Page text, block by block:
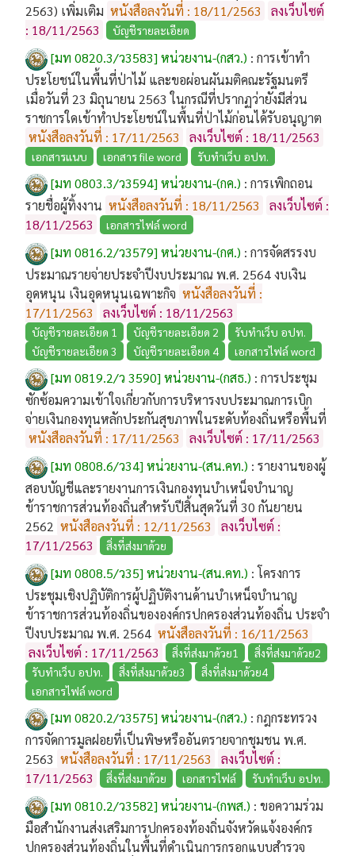
2563) เพิ่มเติม หนังสือลงวันที่ : 18/11/2563
ลงเว็บไซต์
: 18/11/2563
บัญชีรายละเอียด
[มท 0820.3/ว3583] หน่วยงาน-(กสว.) : การเข้าทำ
ประโยชน์ในพื้นที่ป่าไม้ และขอผ่อนผันมติคณะรัฐมนตรี
เมื่อวันที่ 23 มิถุนายน 2563 ในกรณีที่ปรากฏว่ายังมีส่วน
ราชการใดเข้าทำประโยชน์ในพื้นที่ป่าไม้ก่อนได้รับอนุญาต
หนังสือลงวันที่ : 17/11/2563
ลงเว็บไซต์ : 18/11/2563
เอกสารแนบ เอกสาร file word รับทำเว็บ อปท.
[มท 0803.3/ว3594] หน่วยงาน-(กค.) : การเพิกถอน
รายชื่อผู้ทิ้งงาน หนังสือลงวันที่ : 18/11/2563
ลงเว็บไซต์ :
18/11/2563
เอกสารไฟล์ word
[มท 0816.2/ว3579] หน่วยงาน-(กศ.) : การจัดสรรงบ
ประมาณรายจ่ายประจำปีงบประมาณ พ.ศ. 2564 งบเงิน
อุดหนุน เงินอุดหนุนเฉพาะกิจ หนังสือลงวันที่ :
17/11/2563
ลงเว็บไซต์ : 18/11/2563
บัญชีรายละเอียด 1 บัญชีรายละเอียด 2
รับทำเว็บ อปท.
บัญชีรายละเอียด 3
บัญชีรายละเอียด 4 เอกสารไฟล์ word
[มท 0819.2/ว 3590] หน่วยงาน-(กสธ.) : การประชุม
ซักซ้อมความเข้าใจเกี่ยวกับการบริหารงบประมาณการเบิก
จ่ายเงินกองทุนหลักประกันสุขภาพในระดับท้องถิ่นหรือพื้นที่
หนังสือลงวันที่ : 17/11/2563
ลงเว็บไซต์ : 17/11/2563
[มท 0808.6/ว34] หน่วยงาน-(สน.คท.) : รายงานของผู้
สอบบัญชีและรายงานการเงินกองทุนบำเหน็จบำนาญ
ข้าราชการส่วนท้องถิ่นสำหรับปีสิ้นสุดวันที่ 30 กันยายน
2562 หนังสือลงวันที่ : 12/11/2563
ลงเว็บไซต์ :
17/11/2563
สิ่งที่ส่งมาด้วย
[มท 0808.5/ว35] หน่วยงาน-(สน.คท.) :โครงการ
ประชุมเชิงปฏิบัติการผู้ปฏิบัติงานด้านบำเหน็จบำนาญ
ข้าราชการส่วนท้องถิ่นขององค์กรปกครองส่วนท้องถิ่น ประจำ
ปีงบประมาณ พ.ศ. 2564 หนังสือลงวันที่ : 16/11/2563
ลงเว็บไซต์ : 17/11/2563
สิ่งที่ส่งมาด้วย1
สิ่งที่ส่งมาด้วย2
รับทำเว็บ อปท.
สิ่งที่ส่งมาด้วย3
สิ่งที่ส่งมาด้วย4
เอกสารไฟล์ word
[มท 0820.2/ว3575] หน่วยงาน-(กสว.) : กฎกระทรวง
การจัดการมูลฝอยที่เป็นพิษหรืออันตรายจากชุมชน พ.ศ.
2563 หนังสือลงวันที่ : 17/11/2563
ลงเว็บไซต์ :
17/11/2563
สิ่งที่ส่งมาด้วย เอกสารไฟล์ รับทำเว็บ อปท.
[มท 0810.2/ว3582] หน่วยงาน-(กพส.) : ขอความร่วม
มือสำนักงานส่งเสริมการปกครองท้องถิ่นจังหวัดแจ้งองค์กร
ปกครองส่วนท้องถิ่นในพื้นที่ดำเนินการกรอกแบบสำรวจ